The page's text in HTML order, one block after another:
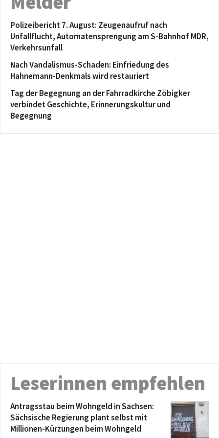
Polizeibericht 7. August: Zeugenaufruf nach
Unfallflucht, Automatensprengung am S-Bahnhof MDR,
Verkehrsunfall
Nach Vandalismus-Schaden: Einfriedung des
Hahnemann-Denkmals wird restauriert
Tag der Begegnung an der Fahrradkirche Zöbigker
verbindet Geschichte, Erinnerungskultur und
Begegnung
Leserinnen empfehlen
Antragsstau beim Wohngeld in Sachsen:
Sächsische Regierung plant selbst mit
Millionen-Kürzungen beim Wohngeld